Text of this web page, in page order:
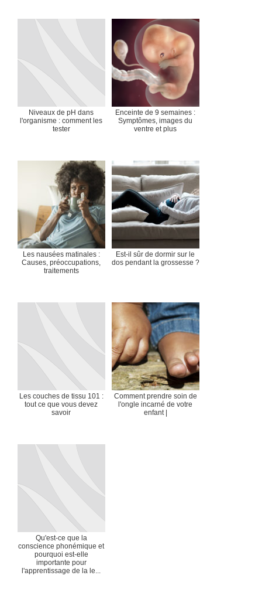
Niveaux de pH dans
l'organisme : comment les
tester
Enceinte de 9 semaines :
Symptômes, images du
ventre et plus
Les nausées matinales :
Causes, préoccupations,
traitements
Est-il sûr de dormir sur le
dos pendant la grossesse ?
Les couches de tissu 101 :
tout ce que vous devez
savoir
Comment prendre soin de
l'ongle incarné de votre
enfant |
Qu'est-ce que la
conscience phonémique et
pourquoi est-elle
importante pour
l'apprentissage de la le...